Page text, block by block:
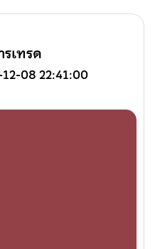
เทรด
08 22:41:00